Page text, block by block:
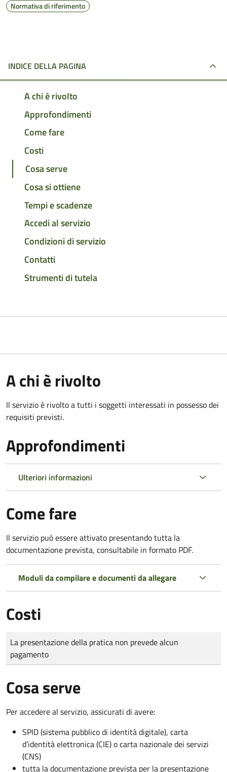
Normativa di riferimento
INDICE DELLA PAGINA
A chi è rivolto
Approfondimenti
Come fare
Costi
Cosa serve
Cosa si ottiene
Tempi e scadenze
Accedi al servizio
Condizioni di servizio
Contatti
Strumenti di tutela
A chi è rivolto
Il servizio è rivolto a tutti i soggetti interessati in possesso dei
requisiti previsti.
Approfondimenti
Ulteriori informazioni
Come fare
Il servizio può essere attivato presentando tutta la
documentazione prevista, consultabile in formato PDF.
Moduli da compilare e documenti da allegare
Costi
Tipo di pagamento
Importo
La presentazione della pratica non prevede alcun
pagamento
Cosa serve
Per accedere al servizio, assicurati di avere:
SPID (sistema pubblico di identità digitale), carta
d’identità elettronica (CIE) o carta nazionale dei servizi
(CNS)
tutta la documentazione prevista per la presentazione